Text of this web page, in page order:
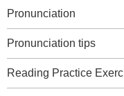
Pronunciation
Pronunciation tips
Reading Practice